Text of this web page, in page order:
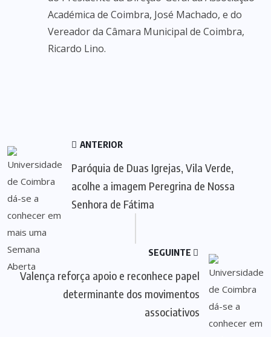
Académica de Coimbra, José Machado, e do
Vereador da Câmara Municipal de Coimbra,
Ricardo Lino.
ANTERIOR
Paróquia de Duas Igrejas, Vila Verde,
acolhe a imagem Peregrina de Nossa
Senhora de Fátima
SEGUINTE
Valença reforça apoio e reconhece papel
determinante dos movimentos
associativos